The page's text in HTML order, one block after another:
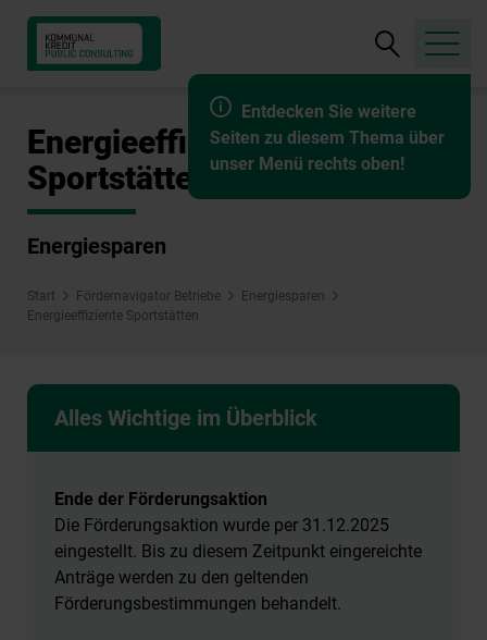
Entdecken Sie weitere
Seiten zu diesem Thema über
unser Menü rechts oben!
Suche
öffnen
Energieeffiziente
Sportstätten
Energiesparen
Start Fördernavigator Betriebe
Energiesparen
Energieeffiziente Sportstätten
Alles Wichtige im Überblick
Ende der Förderungsaktion
Die Förderungsaktion wurde per 31.12.2025
eingestellt. Bis zu diesem Zeitpunkt eingereichte
Anträge werden zu den geltenden
Förderungsbestimmungen behandelt.